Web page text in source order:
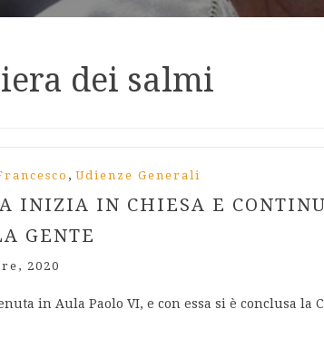
dei salmi
, Udienze Generali
INIZIA IN CHIESA E
GENTE
2020
in Aula Paolo VI, e con essa si è conclusa la